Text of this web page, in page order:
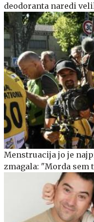
deodoranta naredi
Menstruacija jo je
zmagala: "Morda sem